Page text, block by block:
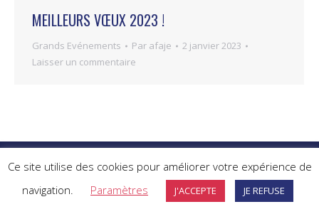
MEILLEURS VŒUX 2023 !
Grands Evénements Par afaje
2 janvier 2023
Laisser un commentaire
Ce site utilise des cookies pour améliorer votre expérience de
navigation.
Paramètres J'ACCEPTE JE REFUSE